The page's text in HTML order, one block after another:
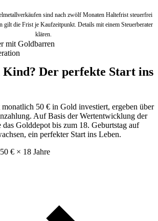
sind nach zwölf Monaten Haltefrist steuerfrei
gilt die Frist je Kaufzeitpunkt. Details mit einem Steuerberater
klären.
Der perfekte Start ins
monatlich 50 € in Gold investiert, ergeben über
Auf Basis der Wertentwicklung der
das Golddepot bis zum 18. Geburtstag auf
ein perfekter Start ins Leben.
50 € × 18 Jahre